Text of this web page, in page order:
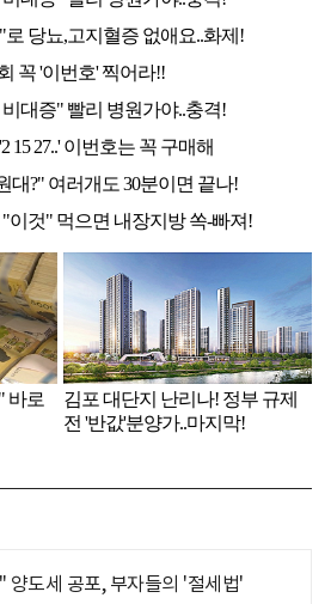
양도세 공포, 부자들의 '절세법'